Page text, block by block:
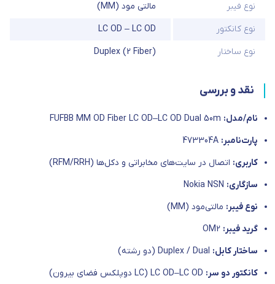
نوع فیبر
مالتی مود (MM)
نوع کانکتور
LC OD – LC OD
نوع ساختار
Duplex (2 Fiber)
نقد و بررسی
نام/مدل:
پارت‌نامبر:
کاربری: اتصال در سایت‌های مخابراتی و دکل‌ها (RFM/RRH)
سازگاری:
نوع فیبر: مالتی‌مود (MM)
گرید فیبر:
ساختار کابل:
کانکتور دو سر: